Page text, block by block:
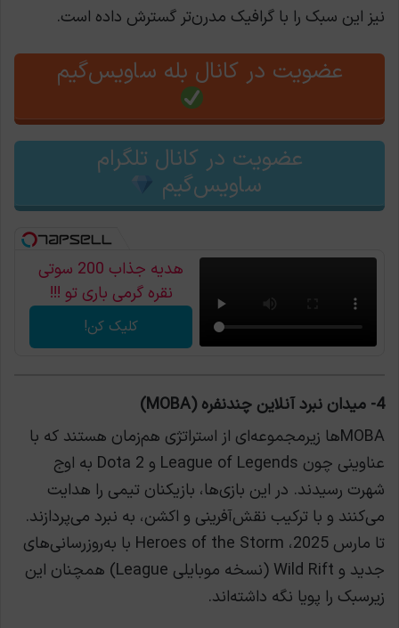
نیز این سبک را با گرافیک مدرن‌تر گسترش داده است.
عضویت در کانال بله ساویس‌گیم
عضویت در کانال تلگرام
ساویس‌گیم
هدیه جذاب 200 سوتی
نقره گرمی باری تو !!!
کلیک کن!
4- میدان نبرد آنلاین چندنفره (MOBA)
MOBAها زیرمجموعه‌ای از استراتژی هم‌زمان هستند که با
عناوینی چون League of Legends و Dota 2 به اوج
شهرت رسیدند. در این بازی‌ها، بازیکنان تیمی را هدایت
می‌کنند و با ترکیب نقش‌آفرینی و اکشن، به نبرد می‌پردازند.
تا مارس 2025، Heroes of the Storm با به‌روزرسانی‌های
جدید و Wild Rift (نسخه موبایلی League) همچنان این
زیرسبک را پویا نگه داشته‌اند.